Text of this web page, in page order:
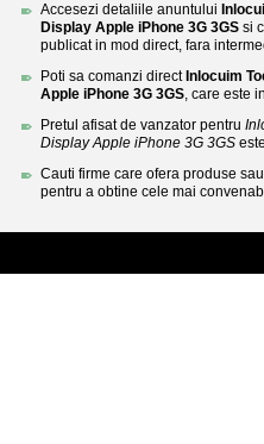
Accesezi detaliile anuntului
Display Apple iPhone 3G 3GS si
publicat in mod direct, fara
Poti sa comanzi direct Inlocuim
Apple iPhone 3G 3GS, care este
Pretul afisat de vanzator pentru
Display Apple iPhone 3G 3GS
Cauti firme care ofera produse
pentru a obtine cele mai